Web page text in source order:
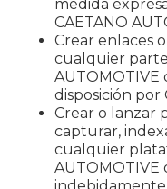
medida
CAETANO
Crear enlaces
cualquier parte
AUTOMOTIVE
disposición por
Crear o lanzar
capturar,
cualquier
AUTOMOTIVE